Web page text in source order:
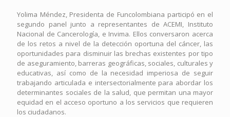
Yolima Méndez, Presidenta de Funcolombiana participó en el
segundo panel junto a representantes de ACEMI, Instituto
Nacional de Cancerología, e Invima. Ellos conversaron acerca
de los retos a nivel de la detección oportuna del cáncer, las
oportunidades para disminuir las brechas existentes por tipo
de aseguramiento, barreras geográficas, sociales, culturales y
educativas, así como de la necesidad imperiosa de seguir
trabajando articulada e intersectorialmente para abordar los
determinantes sociales de la salud, que permitan una mayor
equidad en el acceso oportuno a los servicios que requieren
los ciudadanos.